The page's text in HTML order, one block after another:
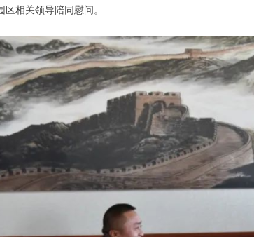
区相关领导陪同慰问。